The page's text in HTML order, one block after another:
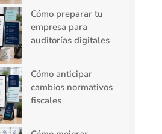
Cómo preparar tu
empresa para
auditorías digitales
Cómo anticipar
cambios normativos
fiscales